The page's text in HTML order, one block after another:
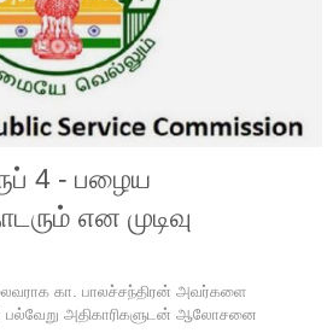
4 - பழைய
என முடிவு
கா. பாலச்சந்திரன் அவர்களை
பல்வேறு அதிகாரிகளுடன் ஆலோசனை